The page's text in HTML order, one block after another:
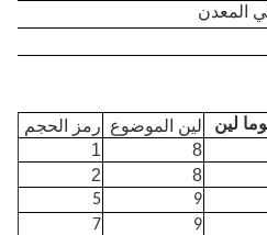
المعدن
لين لين الموضوع
رمز الحجم
8
1
8
2
9
5
9
7